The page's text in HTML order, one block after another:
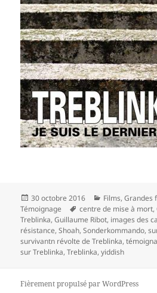
Publié
le
30 octobre 2016 Catégories
Films,Grandes
Témoignage
Mots-
clés
centre de mise à mort,
Treblinka,Guillaume Ribot, images des
résistance,Shoah,Sonderkommando,
survivantn révolte de Treblinka,
sur Treblinka,Treblinka,yiddish
Fièrement propulsé par WordPress